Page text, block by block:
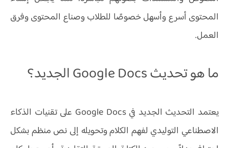
المحتوى أسرع وأسهل خصوصًا للطلاب وصناع المحتوى وفرق
العمل.
ما هو تحديث Google Docs الجديد؟
يعتمد التحديث الجديد في Google Docs على تقنيات الذكاء
الاصطناعي التوليدي لفهم الكلام وتحويله إلى نص منظم بشكل